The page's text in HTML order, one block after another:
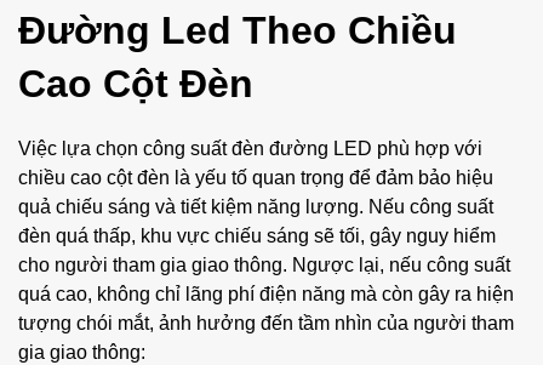
Đường Led Theo Chiều
Cao Cột Đèn
Việc lựa chọn công suất đèn đường LED phù hợp với
chiều cao cột đèn là yếu tố quan trọng để đảm bảo hiệu
quả chiếu sáng và tiết kiệm năng lượng. Nếu công suất
đèn quá thấp, khu vực chiếu sáng sẽ tối, gây nguy hiểm
cho người tham gia giao thông. Ngược lại, nếu công suất
quá cao, không chỉ lãng phí điện năng mà còn gây ra hiện
tượng chói mắt, ảnh hưởng đến tầm nhìn của người tham
gia giao thông: